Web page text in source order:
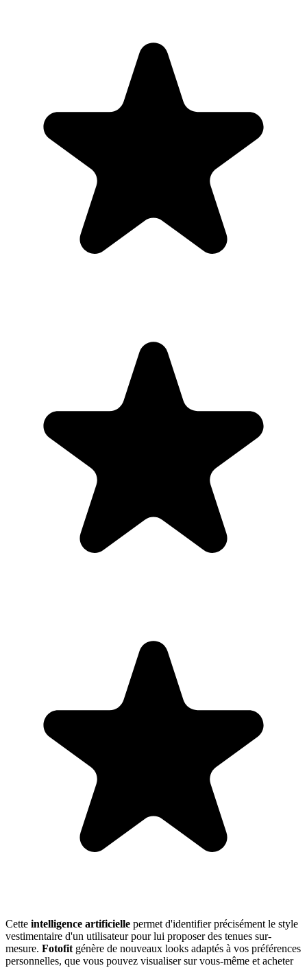
Cette intelligence artificielle permet d'identifier précisément le style
vestimentaire d'un utilisateur pour lui proposer des tenues sur-
mesure. Fotofit génère de nouveaux looks adaptés à vos préférences
personnelles, que vous pouvez visualiser sur vous-même et acheter